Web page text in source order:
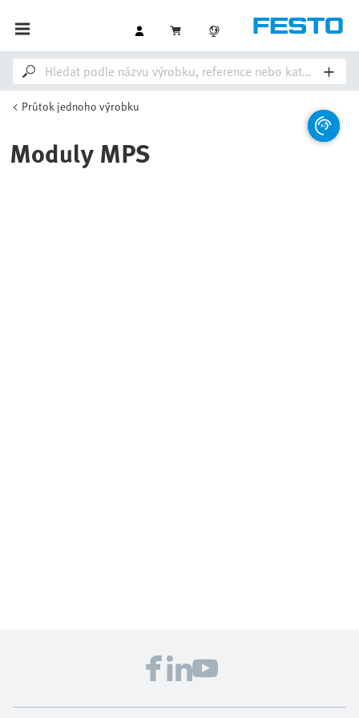
Průtok jednoho výrobku
Moduly MPS